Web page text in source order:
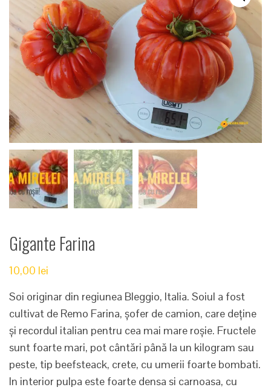
Gigante Farina
10,00 lei
Soi originar din regiunea Bleggio, Italia. Soiul a fost
cultivat de Remo Farina, șofer de camion, care deține
și recordul italian pentru cea mai mare roșie. Fructele
sunt foarte mari, pot cântări până la un kilogram sau
peste, tip beefsteack, crete, cu umerii foarte bombati.
In interior pulpa este foarte densa si carnoasa, cu